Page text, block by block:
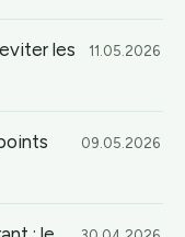
les
11.05.2026
09.05.2026